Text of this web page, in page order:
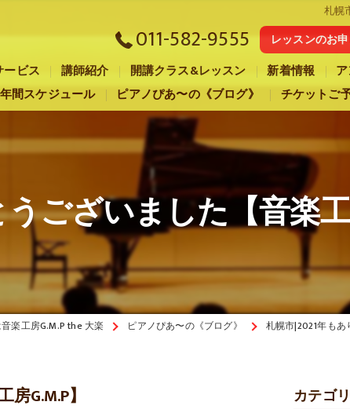
札幌
011-582-9555 レッスンのお
･音楽工房G.M.P the 大楽の口コミ情報
･音楽工房G.M.P the 大楽の評判
室･音楽工房G.M.P the 大楽のお客様の声
ービス 講師紹介 開講クラス&レッスン 新着情報
年間スケジュール
ピアノぴあ〜の《ブログ》 チケットご
ございました【音楽工
楽工房G.M.P the 大楽 ピアノぴあ〜の《ブログ》 札幌市|2021年もあ
G.M.P】 カテゴ